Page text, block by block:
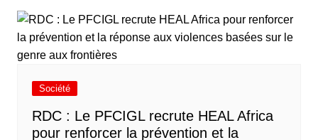
Société
RDC : Le PFCIGL recrute HEAL Africa
pour renforcer la prévention et la